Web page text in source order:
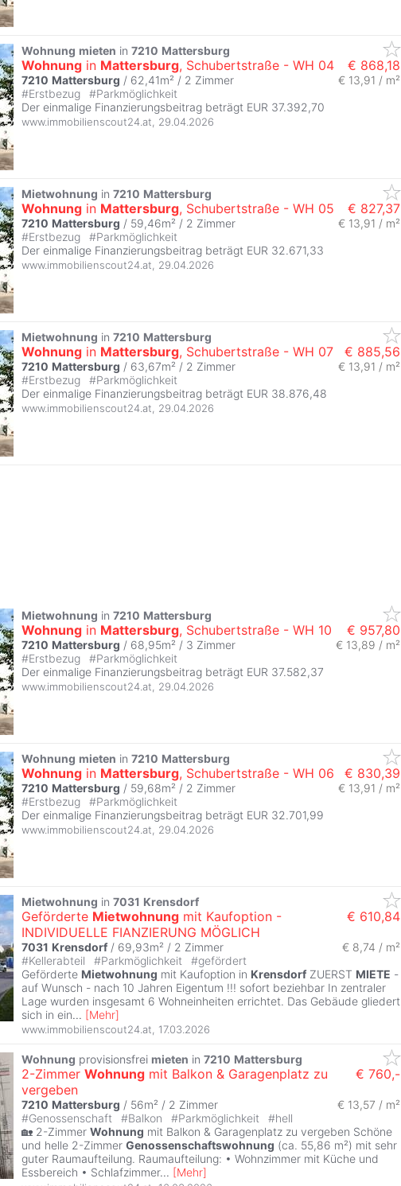
Wohnung mieten in 7210 Mattersburg
Wohnung in Mattersburg, Schubertstraße - WH 04 € 868,18
7210 Mattersburg / 62,41m² / 2 Zimmer
€ 13,91 / m²
#Erstbezug #Parkmöglichkeit
Der einmalige Finanzierungsbeitrag beträgt EUR 37.392,70
www.immobilienscout24.at, 29.04.2026
Mietwohnung in 7210 Mattersburg
Wohnung in Mattersburg, Schubertstraße - WH 05 € 827,37
7210 Mattersburg / 59,46m² / 2 Zimmer
€ 13,91 / m²
#Erstbezug #Parkmöglichkeit
Der einmalige Finanzierungsbeitrag beträgt EUR 32.671,33
www.immobilienscout24.at, 29.04.2026
Mietwohnung in 7210 Mattersburg
Wohnung in Mattersburg, Schubertstraße - WH 07 € 885,56
7210 Mattersburg / 63,67m² / 2 Zimmer
€ 13,91 / m²
#Erstbezug #Parkmöglichkeit
Der einmalige Finanzierungsbeitrag beträgt EUR 38.876,48
www.immobilienscout24.at, 29.04.2026
Mietwohnung in 7210 Mattersburg
Wohnung in Mattersburg, Schubertstraße - WH 10 € 957,80
7210 Mattersburg / 68,95m² / 3 Zimmer
€ 13,89 / m²
#Erstbezug #Parkmöglichkeit
Der einmalige Finanzierungsbeitrag beträgt EUR 37.582,37
www.immobilienscout24.at, 29.04.2026
Wohnung mieten in 7210 Mattersburg
Wohnung in Mattersburg, Schubertstraße - WH 06 € 830,39
7210 Mattersburg / 59,68m² / 2 Zimmer
€ 13,91 / m²
#Erstbezug #Parkmöglichkeit
Der einmalige Finanzierungsbeitrag beträgt EUR 32.701,99
www.immobilienscout24.at, 29.04.2026
Mietwohnung in 7031 Krensdorf
Geförderte Mietwohnung mit Kaufoption -
INDIVIDUELLE FIANZIERUNG MÖGLICH
€ 610,84
7031 Krensdorf / 69,93m² / 2 Zimmer
€ 8,74 / m²
#Kellerabteil #Parkmöglichkeit #gefördert
Geförderte Mietwohnung mit Kaufoption in Krensdorf ZUERST MIETE -
auf Wunsch - nach 10 Jahren Eigentum !!! sofort beziehbar In zentraler
Lage wurden insgesamt 6 Wohneinheiten errichtet. Das Gebäude gliedert
sich in ein... [Mehr]
www.immobilienscout24.at, 17.03.2026
Wohnung provisionsfrei mieten in 7210 Mattersburg
2-Zimmer Wohnung mit Balkon & Garagenplatz zu
vergeben
€ 760,-
7210 Mattersburg / 56m² / 2 Zimmer
€ 13,57 / m²
#Genossenschaft #Balkon #Parkmöglichkeit #hell
🏡 2-Zimmer Wohnung mit Balkon & Garagenplatz zu vergeben Schöne
und helle 2-Zimmer Genossenschaftswohnung (ca. 55,86 m²) mit sehr
guter Raumaufteilung. Raumaufteilung: • Wohnzimmer mit Küche und
Essbereich • Schlafzimmer... [Mehr]